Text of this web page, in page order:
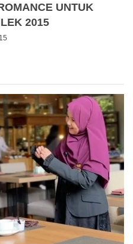
UNTUK
2015